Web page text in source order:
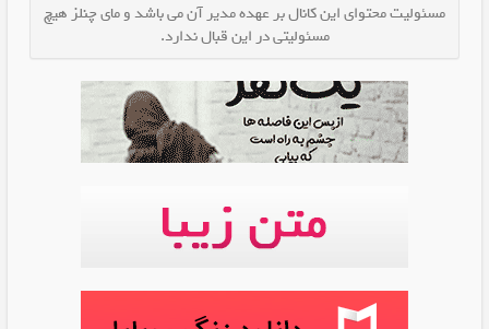
مسئولیت محتوای این کانال بر عهده مدیر آن می باشد و مای چنلز هیچ
مسئولیتی در این قبال ندارد.